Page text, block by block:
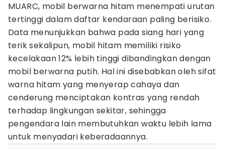
MUARC, mobil berwarna hitam menempati urutan
tertinggi dalam daftar kendaraan paling berisiko.
Data menunjukkan bahwa pada siang hari yang
terik sekalipun, mobil hitam memiliki risiko
kecelakaan 12% lebih tinggi dibandingkan dengan
mobil berwarna putih. Hal ini disebabkan oleh sifat
warna hitam yang menyerap cahaya dan
cenderung menciptakan kontras yang rendah
terhadap lingkungan sekitar, sehingga
pengendara lain membutuhkan waktu lebih lama
untuk menyadari keberadaannya.